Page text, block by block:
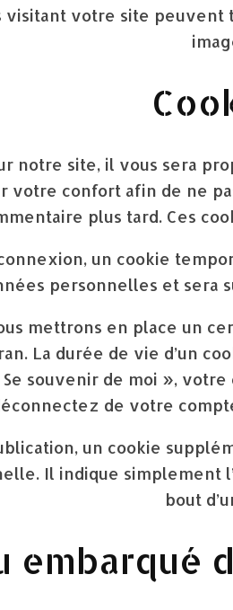
visitant votre site
notre site, il vous sera
votre confort afin de ne
plus tard. Ces
un cookie
personnelles et
mettrons en place un
La durée de vie d’un
Se souvenir de moi »,
de votre
un cookie
Il indique
bout
embarqué